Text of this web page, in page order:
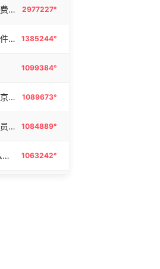
泸溪河牙冠事件消费者已致歉 2977227°
泸溪河金属牙冠事件调查结果 1385244°
1099384°
喝秋天第一口新上京东外卖 1089673°
提离职被知道要裁员的领导硬留下 1084889°
于适 平儿都长这么大了 1063242°